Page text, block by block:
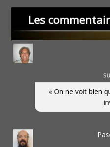
Les
« On ne voit bien